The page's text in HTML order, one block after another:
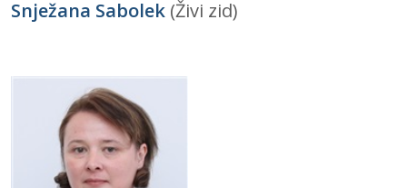
Snježana Sabolek (Živi zid)